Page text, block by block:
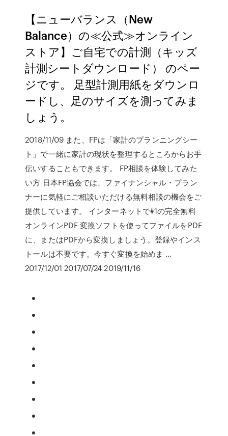
【ニューバランス（New
Balance）の≪公式≫オンライン
ストア】ご自宅での計測（キッズ
計測シートダウンロード） のペー
ジです。 足型計測用紙をダウンロ
ードし、足のサイズを測ってみま
しょう。
2018/11/09 また、FPは「家計のプランニングシー
ト」で一緒に家計の現状を整理するところからお手
伝いすることもできます。 FP相談を体験してみた
い方 日本FP協会では、ファイナンシャル・プラン
ナーに気軽にご相談いただける無料相談の機会をご
提供しています。 インターネットで#1の完全無料
オンラインPDF 変換ソフトを使ってファイルをPDF
に、またはPDFから変換しましょう。登録やインス
トールは不要です。今すぐ変換を始めま …
2017/12/01 2017/07/24 2019/11/16